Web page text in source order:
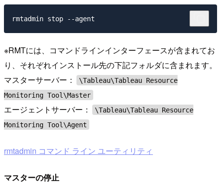
※RMTには、コマンドラインインターフェースが含まれてお
り、それぞれインストール先の下記フォルダに含まれます。
マスターサーバー：
\Tableau\Tableau Resource
Monitoring Tool\Master
エージェントサーバー：
\Tableau\Tableau Resource
Monitoring Tool\Agent
rmtadmin コマンド ライン ユーティリティ
マスターの停止